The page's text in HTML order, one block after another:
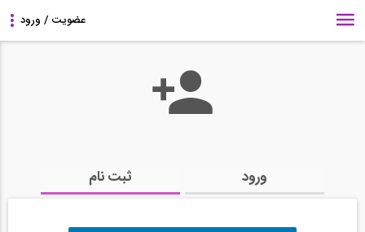
ورود ثبت نام